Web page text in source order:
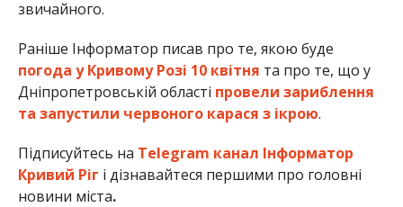
звичайного.
Раніше Інформатор писав про те, якою буде
погода у Кривому Розі 10 квітня та про те, що у
Дніпропетровській області провели зариблення
та запустили червоного карася з ікрою.
Підписуйтесь на Telegram канал Інформатор
Кривий Ріг і дізнавайтеся першими про головні
новини міста.